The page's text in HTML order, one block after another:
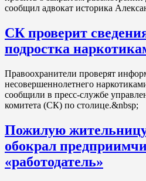
сообщил адвокат историка
СК проверит
подростка
Правоохранители проверят
несовершеннолетнего
сообщили в пресс-службе
комитета (СК) по столице.&nbsp;
Пожилую
обокрал
«работодатель»